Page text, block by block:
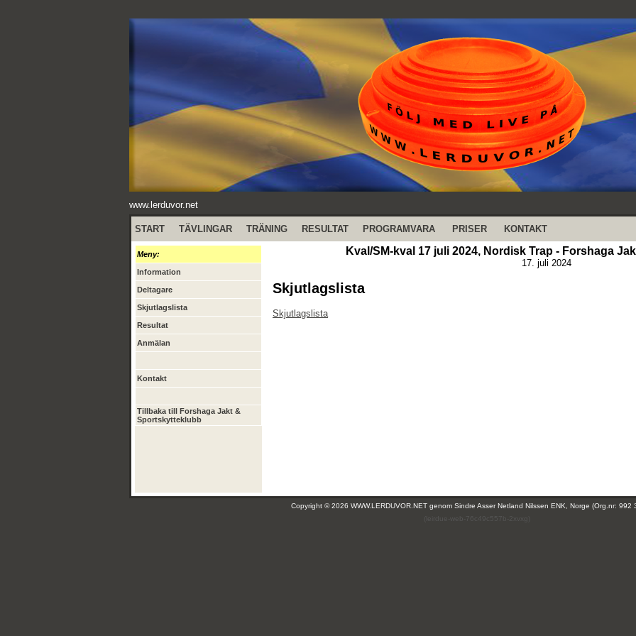
www.lerduvor.net
START TÄVLINGAR TRÄNING RESULTAT PROGRAMVARA PRISER KONTAKT
Meny:
Information
Deltagare
Skjutlagslista
Resultat
Anmälan
Kontakt
Tillbaka till Forshaga Jakt &
Sportskytteklubb
Kval/SM-kval 17 juli 2024, Nordisk Trap - Forshaga
17. juli 2024
Skjutlagslista
Skjutlagslista
Copyright © 2026 WWW.LERDUVOR.NET genom Sindre Asser Netland Nilssen ENK, Norge (Org.nr: 992
(leirdue-web-76c49c557b-2xvxg)